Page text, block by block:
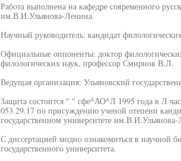
Работа выполнена на кафедре современного
им.В.И.Ульянова-Ленина.
Научный руководитель: кандидат
Официальные оппоненты: доктор
филологических наук, профессор Смирнов В.Л.
Ведущая организация: Ульяновский
Защита состоится " " сфе^АО^Л 1995 года в Л
053.29.17 по присуждению ученой отепени
государственном университете
С диссертацией модно ознакомиться в научной
государственного университета.